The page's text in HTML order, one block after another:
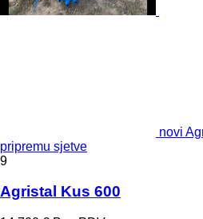
novi
pripremu sjetve
9
Agristal Kus 600